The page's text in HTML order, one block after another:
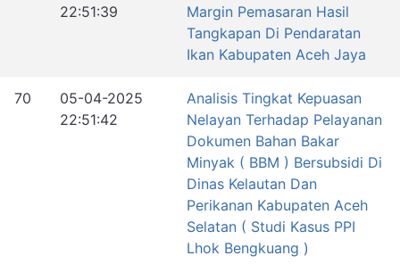
22:51:39
Margin Pemasaran Hasil
Tangkapan Di Pendaratan
Ikan Kabupaten Aceh Jaya
70
05-04-2025
22:51:42
Analisis Tingkat Kepuasan
Nelayan Terhadap Pelayanan
Dokumen Bahan Bakar
Minyak ( BBM ) Bersubsidi Di
Dinas Kelautan Dan
Perikanan Kabupaten Aceh
Selatan ( Studi Kasus PPI
Lhok Bengkuang )